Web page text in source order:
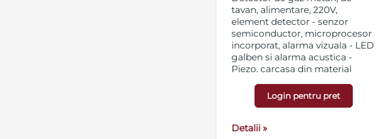
tavan, alimentare, 220V,
element detector - senzor
semiconductor, microprocesor
incorporat, alarma vizuala - LED
galben si alarma acustica -
Piezo, carcasa din material
instalare si intretinere usoare
Login pentru pret
Detalii »